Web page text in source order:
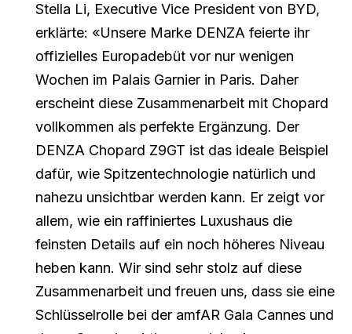
Stella Li, Executive Vice President von BYD,
erklärte: «Unsere Marke DENZA feierte ihr
offizielles Europadebüt vor nur wenigen
Wochen im Palais Garnier in Paris. Daher
erscheint diese Zusammenarbeit mit Chopard
vollkommen als perfekte Ergänzung. Der
DENZA Chopard Z9GT ist das ideale Beispiel
dafür, wie Spitzentechnologie natürlich und
nahezu unsichtbar werden kann. Er zeigt vor
allem, wie ein raffiniertes Luxushaus die
feinsten Details auf ein noch höheres Niveau
heben kann. Wir sind sehr stolz auf diese
Zusammenarbeit und freuen uns, dass sie eine
Schlüsselrolle bei der amfAR Gala Cannes und